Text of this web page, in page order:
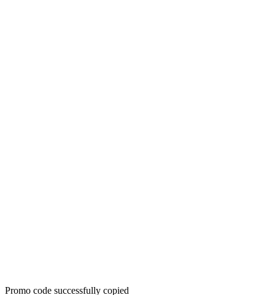
Promo code successfully copied